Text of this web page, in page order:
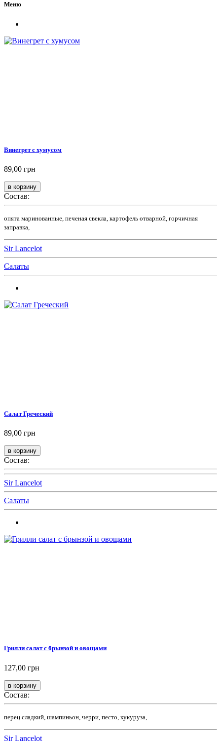
Меню
Винегрет с хумусом
89,00 грн
Состав:
опята маринованные, печеная свекла, картофель отварной, горчичная
заправка,
Sir Lancelot
Салаты
Салат Греческий
89,00 грн
Состав:
Sir Lancelot
Салаты
Грилли салат с брынзой и овощами
127,00 грн
Состав:
перец сладкий, шампиньон, черри, песто, кукуруза,
Sir Lancelot